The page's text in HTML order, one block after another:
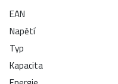
EAN
Napětí
Typ
Kapacita